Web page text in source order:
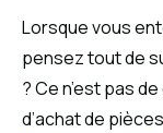
Lorsque vous
pensez tout de
? Ce n’est pas
d’achat de